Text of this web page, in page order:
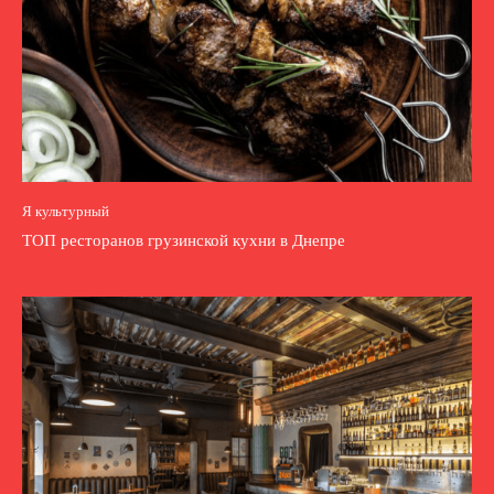
Я культурный
ТОП ресторанов грузинской кухни в Днепре